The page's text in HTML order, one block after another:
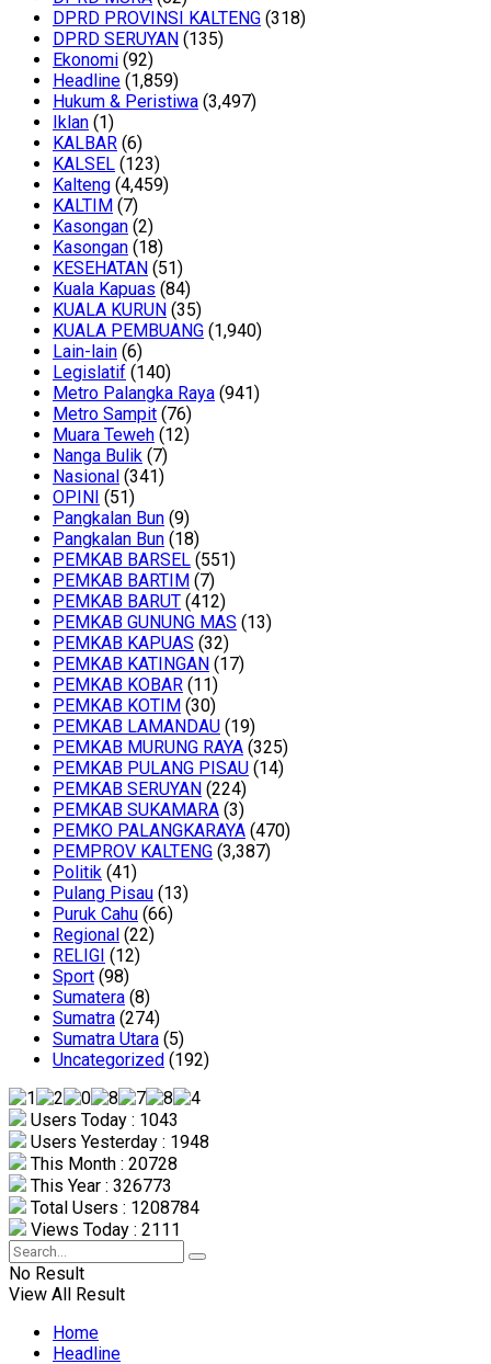
DPRD PROVINSI KALTENG (318)
DPRD SERUYAN (135)
Ekonomi (92)
Headline (1,859)
Hukum & Peristiwa (3,497)
Iklan (1)
KALBAR (6)
KALSEL (123)
Kalteng (4,459)
KALTIM (7)
Kasongan (2)
Kasongan (18)
KESEHATAN (51)
Kuala Kapuas (84)
KUALA KURUN (35)
KUALA PEMBUANG (1,940)
Lain-lain (6)
Legislatif (140)
Metro Palangka Raya (941)
Metro Sampit (76)
Muara Teweh (12)
Nanga Bulik (7)
Nasional (341)
OPINI (51)
Pangkalan Bun (9)
Pangkalan Bun (18)
PEMKAB BARSEL (551)
PEMKAB BARTIM (7)
PEMKAB BARUT (412)
PEMKAB GUNUNG MAS (13)
PEMKAB KAPUAS (32)
PEMKAB KATINGAN (17)
PEMKAB KOBAR (11)
PEMKAB KOTIM (30)
PEMKAB LAMANDAU (19)
PEMKAB MURUNG RAYA (325)
PEMKAB PULANG PISAU (14)
PEMKAB SERUYAN (224)
PEMKAB SUKAMARA (3)
PEMKO PALANGKARAYA (470)
PEMPROV KALTENG (3,387)
Politik (41)
Pulang Pisau (13)
Puruk Cahu (66)
Regional (22)
RELIGI (12)
Sport (98)
Sumatera (8)
Sumatra (274)
Sumatra Utara (5)
Uncategorized (192)
Users Today : 1043
Users Yesterday : 1948
This Month : 20728
This Year : 326773
Total Users : 1208784
Views Today : 2111
No Result
View All Result
Home
Headline